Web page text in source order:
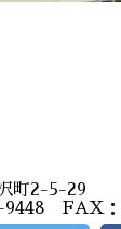
町2-5-29
9448 FAX：